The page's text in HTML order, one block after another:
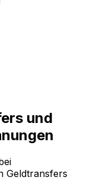
und
Geldtransfers